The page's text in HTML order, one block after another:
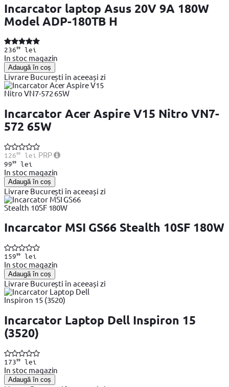
Incarcator laptop Asus 20V 9A 180W
Model ADP-180TB H
23699lei
In stoc magazin
Adaugă în coș
Livrare București în aceeași zi
Incarcator Acer Aspire V15 Nitro VN7-
572 65W
12699lei PRP
9999lei
In stoc magazin
Adaugă în coș
Livrare București în aceeași zi
Incarcator MSI GS66 Stealth 10SF 180W
15999lei
In stoc magazin
Adaugă în coș
Livrare București în aceeași zi
Incarcator Laptop Dell Inspiron 15
(3520)
17399lei
In stoc magazin
Adaugă în coș